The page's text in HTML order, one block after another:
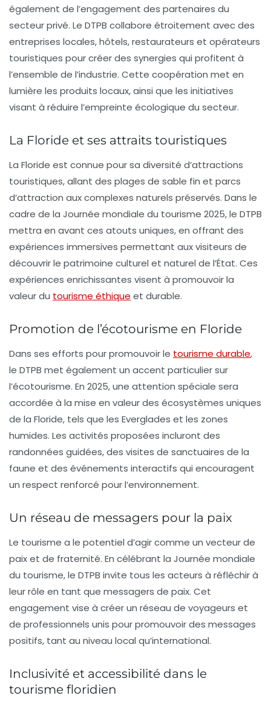
également de l’engagement des partenaires du
secteur privé. Le DTPB collabore étroitement avec des
entreprises locales, hôtels, restaurateurs et opérateurs
touristiques pour créer des synergies qui profitent à
l’ensemble de l’industrie. Cette coopération met en
lumière les produits locaux, ainsi que les initiatives
visant à réduire l’empreinte écologique du secteur.
La Floride et ses attraits touristiques
La Floride est connue pour sa diversité d’attractions
touristiques, allant des plages de sable fin et parcs
d’attraction aux complexes naturels préservés. Dans le
cadre de la Journée mondiale du tourisme 2025, le DTPB
mettra en avant ces atouts uniques, en offrant des
expériences immersives permettant aux visiteurs de
découvrir le patrimoine culturel et naturel de l’État. Ces
expériences enrichissantes visent à promouvoir la
valeur du tourisme éthique et durable.
Promotion de l’écotourisme en Floride
Dans ses efforts pour promouvoir le tourisme durable,
le DTPB met également un accent particulier sur
l’écotourisme. En 2025, une attention spéciale sera
accordée à la mise en valeur des écosystèmes uniques
de la Floride, tels que les Everglades et les zones
humides. Les activités proposées incluront des
randonnées guidées, des visites de sanctuaires de la
faune et des événements interactifs qui encouragent
un respect renforcé pour l’environnement.
Un réseau de messagers pour la paix
Le tourisme a le potentiel d’agir comme un vecteur de
paix et de fraternité. En célébrant la Journée mondiale
du tourisme, le DTPB invite tous les acteurs à réfléchir à
leur rôle en tant que messagers de paix. Cet
engagement vise à créer un réseau de voyageurs et
de professionnels unis pour promouvoir des messages
positifs, tant au niveau local qu’international.
Inclusivité et accessibilité dans le
tourisme floridien